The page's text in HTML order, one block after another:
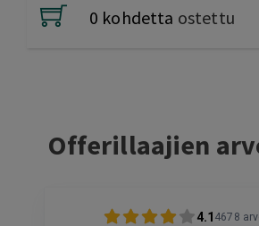
0 kohdetta ostettu
Offerillaajien
4.1 4678